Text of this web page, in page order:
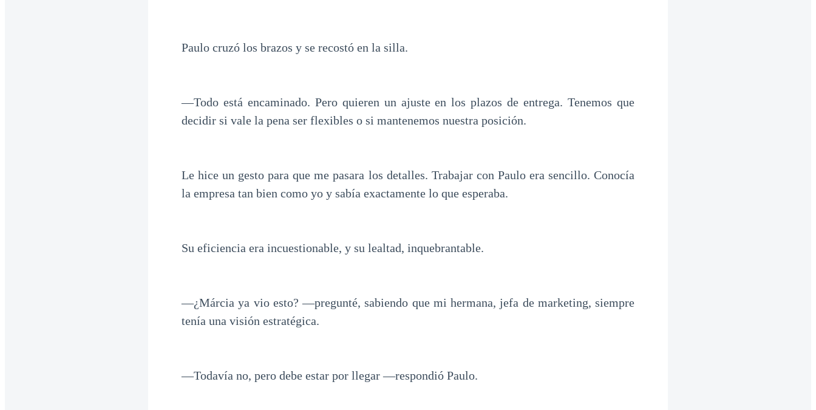
Paulo cruzó los brazos y se recostó en la silla.
—Todo está encaminado. Pero quieren un ajuste en los plazos de entrega. Tenemos que
decidir si vale la pena ser flexibles o si mantenemos nuestra posición.
Le hice un gesto para que me pasara los detalles. Trabajar con Paulo era sencillo. Conocía
la empresa tan bien como yo y sabía exactamente lo que esperaba.
Su eficiencia era incuestionable, y su lealtad, inquebrantable.
—¿Márcia ya vio esto? —pregunté, sabiendo que mi hermana, jefa de marketing, siempre
tenía una visión estratégica.
—Todavía no, pero debe estar por llegar —respondió Paulo.